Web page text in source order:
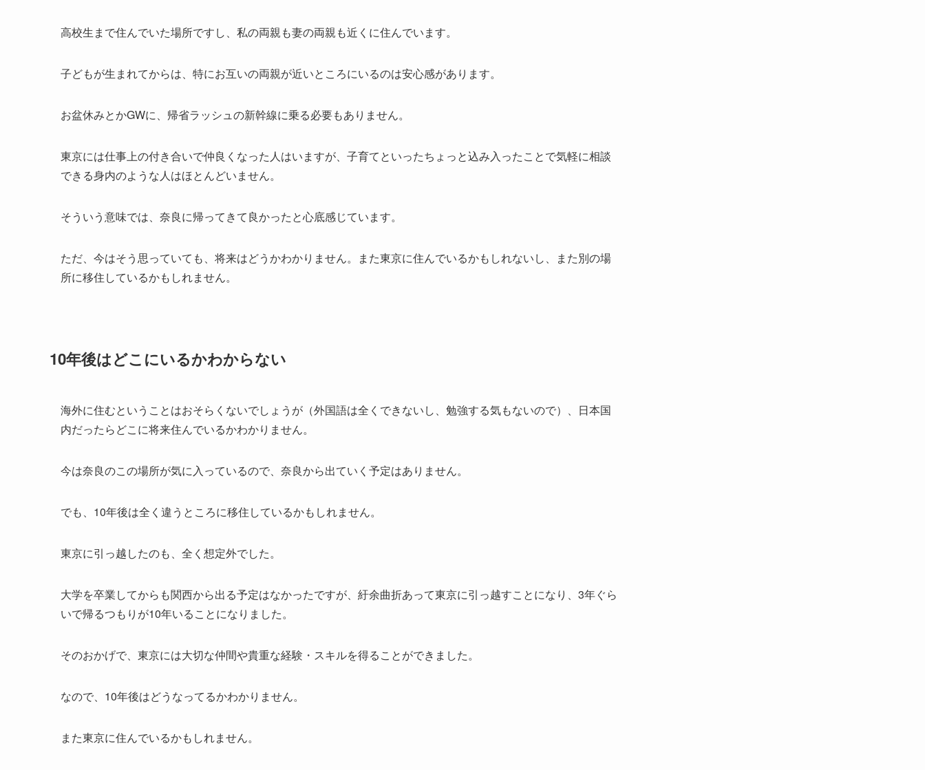
高校生まで住んでいた場所ですし、私の両親も妻の両親も近くに住んでいます。
子どもが生まれてからは、特にお互いの両親が近いところにいるのは安心感があります。
お盆休みとかGWに、帰省ラッシュの新幹線に乗る必要もありません。
東京には仕事上の付き合いで仲良くなった人はいますが、子育てといったちょっと込み入ったことで気軽に相談
できる身内のような人はほとんどいません。
そういう意味では、奈良に帰ってきて良かったと心底感じています。
ただ、今はそう思っていても、将来はどうかわかりません。また東京に住んでいるかもしれないし、また別の場
所に移住しているかもしれません。
10年後はどこにいるかわからない
海外に住むということはおそらくないでしょうが（外国語は全くできないし、勉強する気もないので）、日本国
内だったらどこに将来住んでいるかわかりません。
今は奈良のこの場所が気に入っているので、奈良から出ていく予定はありません。
でも、10年後は全く違うところに移住しているかもしれません。
東京に引っ越したのも、全く想定外でした。
大学を卒業してからも関西から出る予定はなかったですが、紆余曲折あって東京に引っ越すことになり、3年ぐら
いで帰るつもりが10年いることになりました。
そのおかげで、東京には大切な仲間や貴重な経験・スキルを得ることができました。
なので、10年後はどうなってるかわかりません。
また東京に住んでいるかもしれません。